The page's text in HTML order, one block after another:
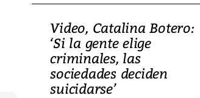
Video, Catalina Botero:
‘Si la gente elige
criminales, las
sociedades deciden
suicidarse’